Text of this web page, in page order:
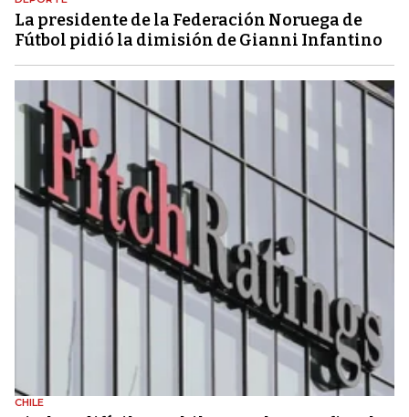
La presidente de la Federación Noruega de
Fútbol pidió la dimisión de Gianni Infantino
CHILE